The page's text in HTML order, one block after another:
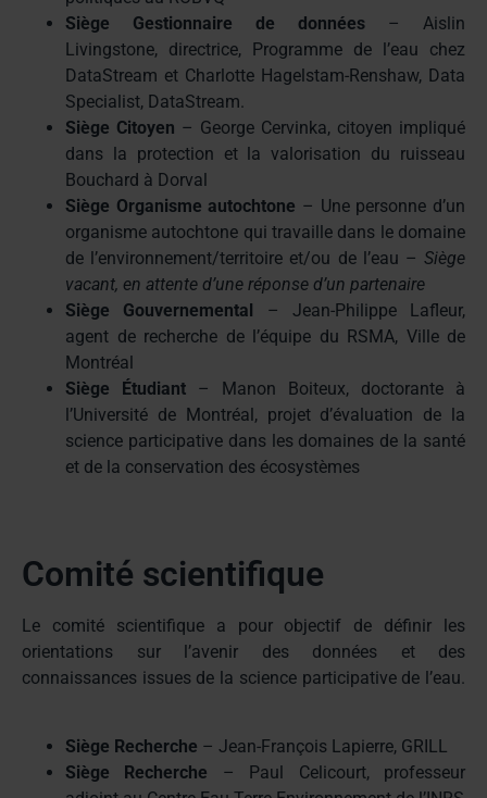
Siège Gestionnaire de données – Aislin
Livingstone, directrice, Programme de l’eau chez
DataStream et Charlotte Hagelstam-Renshaw, Data
Specialist, DataStream.
Siège Citoyen – George Cervinka, citoyen impliqué
dans la protection et la valorisation du ruisseau
Bouchard à Dorval
Siège Organisme autochtone – Une personne d’un
organisme autochtone qui travaille dans le domaine
de l’environnement/territoire et/ou de l’eau – Siège
vacant, en attente d’une réponse d’un partenaire
Siège Gouvernemental – Jean-Philippe Lafleur,
agent de recherche de l’équipe du RSMA, Ville de
Montréal
Siège Étudiant – Manon Boiteux, doctorante à
l’Université de Montréal, projet d’évaluation de la
science participative dans les domaines de la santé
et de la conservation des écosystèmes
Comité scientifique
Le comité scientifique a pour objectif de définir les
orientations sur l’avenir des données et des
connaissances issues de la science participative de l’eau.
Siège Recherche – Jean-François Lapierre, GRILL
Siège Recherche – Paul Celicourt, professeur